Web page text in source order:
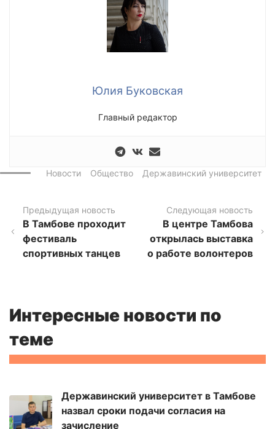
Юлия Буковская
Главный редактор
Новости Общество Державинский университет
Предыдущая новость
В Тамбове проходит
фестиваль
спортивных танцев
Следующая новость
В центре Тамбова
открылась выставка
о работе волонтеров
Интересные новости по
теме
Державинский университет в Тамбове
назвал сроки подачи согласия на
зачисление